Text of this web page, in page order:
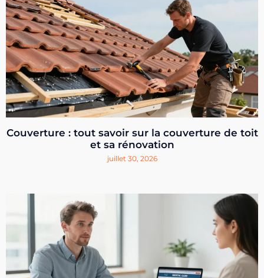
Couverture : tout savoir sur la couverture de toit
et sa rénovation
juillet 30, 2026